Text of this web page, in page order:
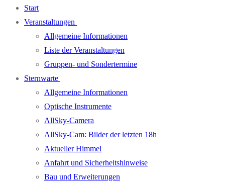
Start
Veranstaltungen
Allgemeine Informationen
Liste der Veranstaltungen
Gruppen- und Sondertermine
Sternwarte
Allgemeine Informationen
Optische Instrumente
AllSky-Camera
AllSky-Cam: Bilder der letzten 18h
Aktueller Himmel
Anfahrt und Sicherheitshinweise
Bau und Erweiterungen